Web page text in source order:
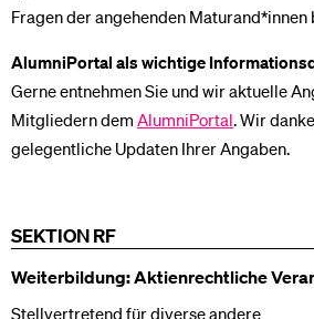
Fragen der angehenden
AlumniPortal als wichtige
Gerne entnehmen Sie und wir aktuelle
Mitgliedern dem AlumniPortal. Wir
gelegentliche Updaten Ihrer Angaben.
SEKTION RF
Weiterbildung: Aktienrechtliche
Stellvertretend für diverse andere